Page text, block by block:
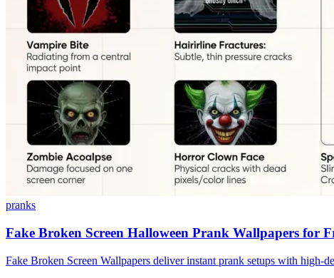
pranks
Fake Broken Screen Halloween Prank Wallpapers for
Fake Broken Screen Wallpapers deliver instant prank setups with high-